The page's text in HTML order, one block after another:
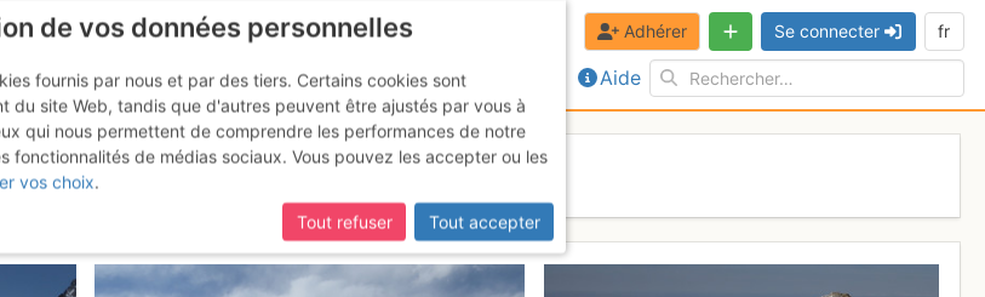
Aide
Adhérer Se connecter fr
Mercredi 9 août 2017
de vos données personnelles
fournis par nous et par des tiers. Certains cookies sont
du site Web, tandis que d'autres peuvent être ajustés par vous à
qui nous permettent de comprendre les performances de notre
fonctionnalités de médias sociaux. Vous pouvez les accepter ou les
vos choix.
Tout refuser
Tout accepter